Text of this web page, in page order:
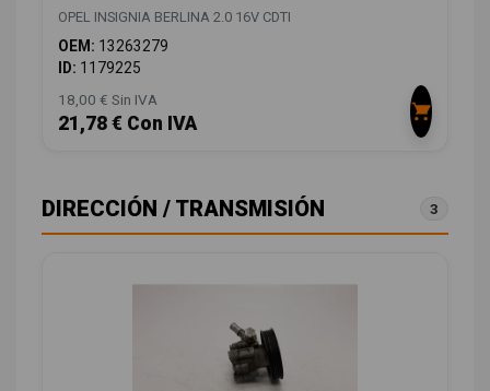
OPEL INSIGNIA BERLINA 2.0 16V CDTI
OEM: 13263279
ID: 1179225
18,00 € Sin IVA
21,78 € Con IVA
DIRECCIÓN / TRANSMISIÓN 3